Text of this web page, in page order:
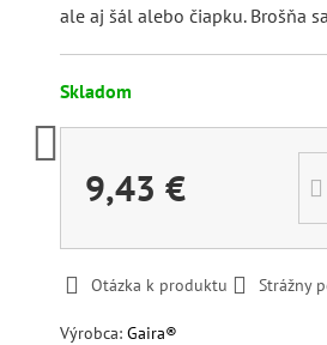
ale aj šál alebo čiapku. Brošňa
Skladom
9,43 €
Otázka k produktu Strážny
Výrobca: Gaira®